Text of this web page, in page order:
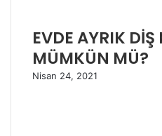
EVDE AYRIK DİŞ
MÜMKÜN MÜ?
Nisan 24, 2021